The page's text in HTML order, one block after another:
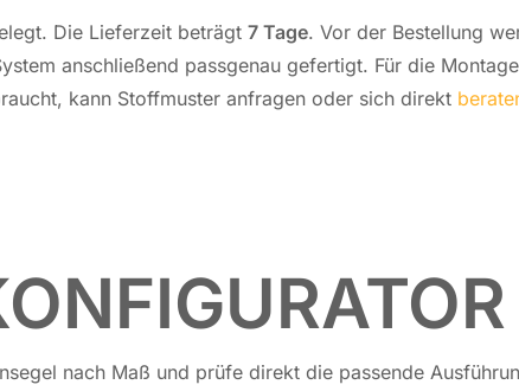
Die Lie­fer­zeit beträgt 7 Tage. Vor der Be­stel­lung
an­schlie­ßend pass­ge­nau ge­fer­tigt. Für die
kann Stoff­mus­ter an­fra­gen oder sich direkt
nach Maß und prüfe direkt die pas­sen­de